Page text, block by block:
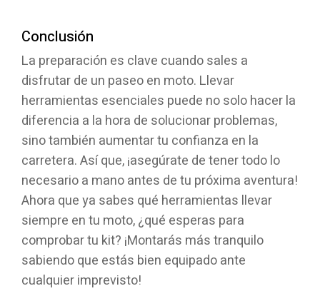
Conclusión
La preparación es clave cuando sales a
disfrutar de un paseo en moto. Llevar
herramientas esenciales puede no solo hacer la
diferencia a la hora de solucionar problemas,
sino también aumentar tu confianza en la
carretera. Así que, ¡asegúrate de tener todo lo
necesario a mano antes de tu próxima aventura!
Ahora que ya sabes qué herramientas llevar
siempre en tu moto, ¿qué esperas para
comprobar tu kit? ¡Montarás más tranquilo
sabiendo que estás bien equipado ante
cualquier imprevisto!